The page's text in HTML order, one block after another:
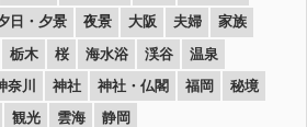
日・夕景 夜景 大阪 夫婦
家族
栃木 桜 海水浴 渓谷
温泉
奈川 神社 神社・仏閣 福岡
秘境
観光 雲海 静岡